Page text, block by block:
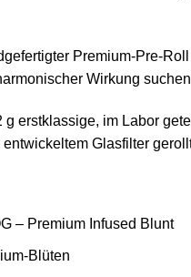
Premium-Pre-
Wirkung
erstklassige, im Labor
Glasfilter
– Premium Infused Blunt
Blüten